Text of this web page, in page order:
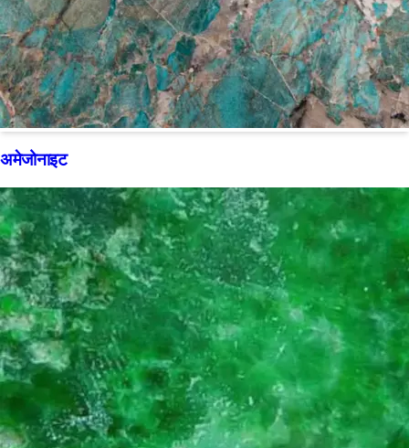
अमेजोनाइट